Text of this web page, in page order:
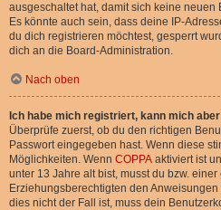
ausgeschaltet hat, damit sich keine
Es könnte auch sein, dass deine IP-
du dich registrieren möchtest, gesperrt
dich an die Board-Administration.
Nach oben
Ich habe mich registriert, kann mich
Überprüfe zuerst, ob du den richtigen
Passwort eingegeben hast. Wenn diese
Möglichkeiten. Wenn COPPA aktiviert ist
unter 13 Jahre alt bist, musst du bzw.
Erziehungsberechtigten den
dies nicht der Fall ist, muss dein